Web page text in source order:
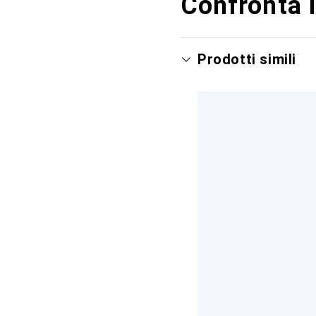
Prodotti simili